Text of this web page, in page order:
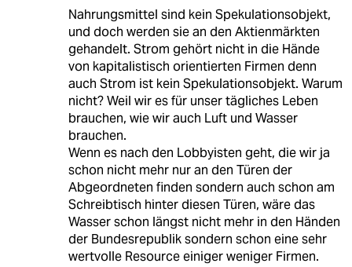
Nahrungsmittel sind kein Spekulationsobjekt,
und doch werden sie an den Aktienmärkten
gehandelt. Strom gehört nicht in die Hände
von kapitalistisch orientierten Firmen denn
auch Strom ist kein Spekulationsobjekt. Warum
nicht? Weil wir es für unser tägliches Leben
brauchen, wie wir auch Luft und Wasser
brauchen.
Wenn es nach den Lobbyisten geht, die wir ja
schon nicht mehr nur an den Türen der
Abgeordneten finden sondern auch schon am
Schreibtisch hinter diesen Türen, wäre das
Wasser schon längst nicht mehr in den Händen
der Bundesrepublik sondern schon eine sehr
wertvolle Resource einiger weniger Firmen.